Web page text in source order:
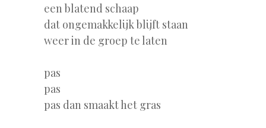
een blatend schaap
dat ongemakkelijk blijft staan
weer in de groep te laten
pas
pas
pas dan smaakt het gras